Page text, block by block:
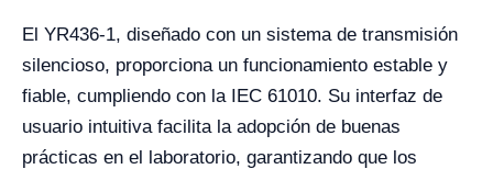
El YR436-1, diseñado con un sistema de transmisión
silencioso, proporciona un funcionamiento estable y
fiable, cumpliendo con la IEC 61010. Su interfaz de
usuario intuitiva facilita la adopción de buenas
prácticas en el laboratorio, garantizando que los